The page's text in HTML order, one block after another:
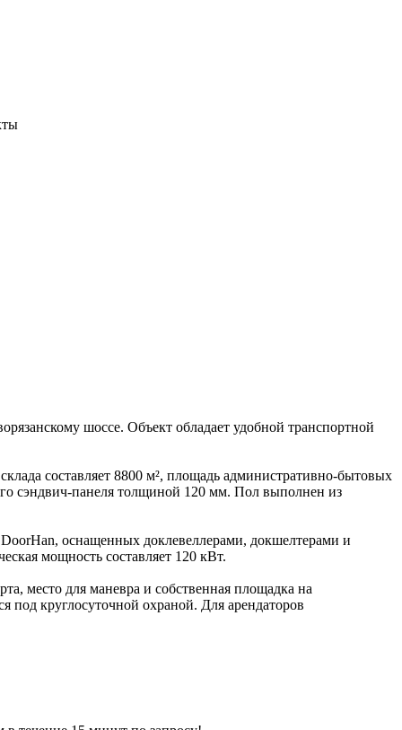
шоссе. Объект обладает удобной транспортной
составляет 8800 м², площадь административно-бытовых
сэндвич-панеля толщиной 120 мм. Пол выполнен из
оснащенных доклевеллерами, докшелтерами и
мощность составляет 120 кВт.
место для маневра и собственная площадка на
круглосуточной охраной. Для арендаторов